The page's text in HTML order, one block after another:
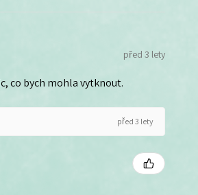
před 3 lety
co bych mohla vytknout.
před 3 lety